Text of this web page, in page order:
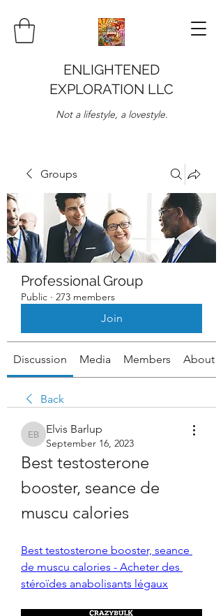
ENLIGHTENED
EXPLORATION LLC
Not a lifestyle, a lovestyle.
Groups
Professional Group
Public · 273 members
Join
Discussion Media Members About
Back
Elvis Barlup
Elvis Barlup
September 16, 2023
Best testosterone
booster, seance de
muscu calories
Best testosterone booster, seance
de muscu calories - Acheter des
stéroïdes anabolisants légaux